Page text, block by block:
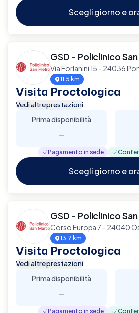
Scegli giorno e
GSD - Policlinico
Via Forlanini 15 - 24036
11.5 km
Visita Proctologica
Vedi altre prestazioni
Prima disponibilità
-
Pagamento in sede
Scegli giorno e
GSD - Policlinico
Corso Europa 7 - 24040
13.7 km
Visita Proctologica
Vedi altre prestazioni
Prima disponibilità
-
Pagamento in sede